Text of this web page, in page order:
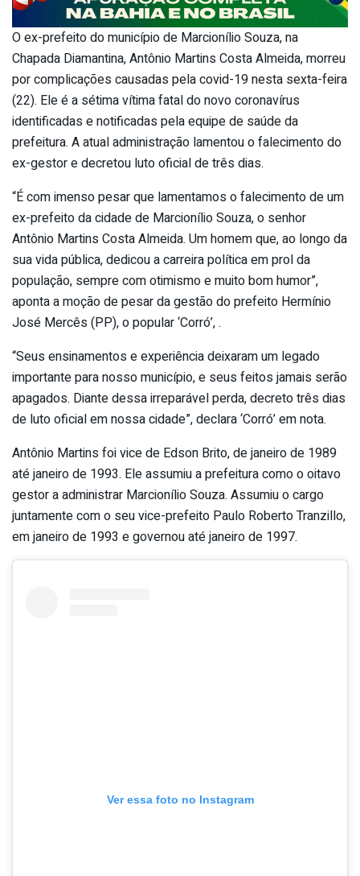
O ex-prefeito do município de Marcionílio Souza, na
Chapada Diamantina, Antônio Martins Costa Almeida, morreu
por complicações causadas pela covid-19 nesta sexta-feira
(22). Ele é a sétima vítima fatal do novo coronavírus
identificadas e notificadas pela equipe de saúde da
prefeitura. A atual administração lamentou o falecimento do
ex-gestor e decretou luto oficial de três dias.
“É com imenso pesar que lamentamos o falecimento de um
ex-prefeito da cidade de Marcionílio Souza, o senhor
Antônio Martins Costa Almeida. Um homem que, ao longo da
sua vida pública, dedicou a carreira política em prol da
população, sempre com otimismo e muito bom humor”,
aponta a moção de pesar da gestão do prefeito Hermínio
José Mercês (PP), o popular ‘Corró’, .
“Seus ensinamentos e experiência deixaram um legado
importante para nosso município, e seus feitos jamais serão
apagados. Diante dessa irreparável perda, decreto três dias
de luto oficial em nossa cidade”, declara ‘Corró’ em nota.
Antônio Martins foi vice de Edson Brito, de janeiro de 1989
até janeiro de 1993. Ele assumiu a prefeitura como o oitavo
gestor a administrar Marcionílio Souza. Assumiu o cargo
juntamente com o seu vice-prefeito Paulo Roberto Tranzillo,
em janeiro de 1993 e governou até janeiro de 1997.
Ver essa foto no Instagram